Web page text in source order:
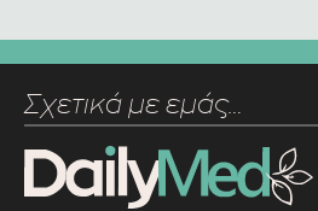
Σχετικά με εμάς…